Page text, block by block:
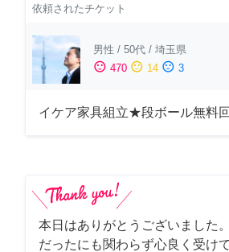
依頼されたチケット
男性 / 50代 / 埼玉県
sentiment_satisfied 470 sentiment_neutral 14 sentiment_dissatisfied 3
イケア家具組立★段ボール無料
本日はありがとうございました
だったにも関わらず心良く受け